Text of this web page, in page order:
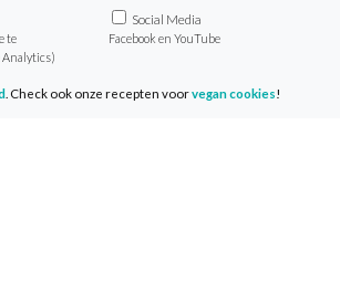
Doe mee
te
Social Media
Facebook en YouTube
. Check ook onze recepten voorvegan cookies!